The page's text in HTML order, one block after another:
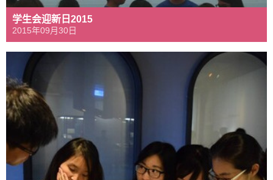
学生会迎新日2015
2015年09月30日